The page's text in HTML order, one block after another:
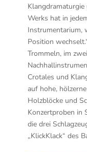
Werks hat in
Instrumentarium,
Position
Trommeln, im
Crotales und
auf hohe,
Holzblöcke und
Konzertproben in
die drei
„KlickKlack“ des